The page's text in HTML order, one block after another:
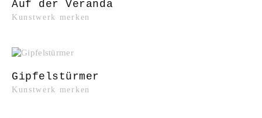
Kunstwerk merken
Auf der Veranda
Kunstwerk merken
Gipfelstürmer